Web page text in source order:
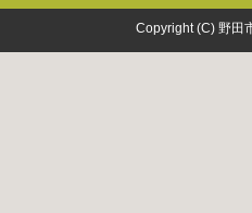
Copyright (C) 野田